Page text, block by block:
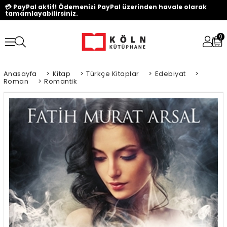
💳 PayPal aktif! Ödemenizi PayPal üzerinden havale olarak
tamamlayabilirsiniz.
0
Anasayfa > Kitap > Türkçe Kitaplar > Edebiyat >
Roman > Romantik